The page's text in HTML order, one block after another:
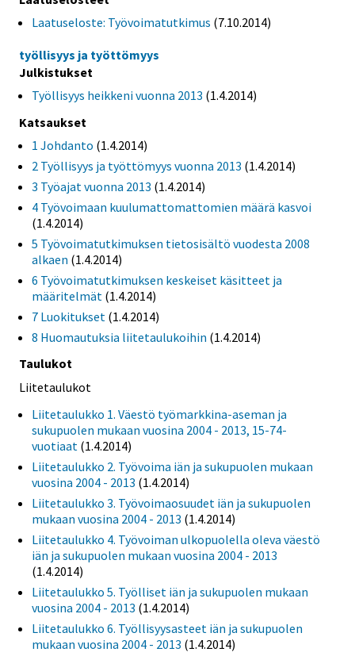
Laatuseloste: Työvoimatutkimus (7.10.2014)
työllisyys ja työttömyys
Julkistukset
Työllisyys heikkeni vuonna 2013 (1.4.2014)
Katsaukset
1 Johdanto (1.4.2014)
2 Työllisyys ja työttömyys vuonna 2013 (1.4.2014)
3 Työajat vuonna 2013 (1.4.2014)
4 Työvoimaan kuulumattomattomien määrä kasvoi
(1.4.2014)
5 Työvoimatutkimuksen tietosisältö vuodesta 2008
alkaen (1.4.2014)
6 Työvoimatutkimuksen keskeiset käsitteet ja
määritelmät (1.4.2014)
7 Luokitukset (1.4.2014)
8 Huomautuksia liitetaulukoihin (1.4.2014)
Taulukot
Liitetaulukot
Liitetaulukko 1. Väestö työmarkkina-aseman ja
sukupuolen mukaan vuosina 2004 - 2013, 15-74-
vuotiaat (1.4.2014)
Liitetaulukko 2. Työvoima iän ja sukupuolen mukaan
vuosina 2004 - 2013 (1.4.2014)
Liitetaulukko 3. Työvoimaosuudet iän ja sukupuolen
mukaan vuosina 2004 - 2013 (1.4.2014)
Liitetaulukko 4. Työvoiman ulkopuolella oleva väestö
iän ja sukupuolen mukaan vuosina 2004 - 2013
(1.4.2014)
Liitetaulukko 5. Työlliset iän ja sukupuolen mukaan
vuosina 2004 - 2013 (1.4.2014)
Liitetaulukko 6. Työllisyysasteet iän ja sukupuolen
mukaan vuosina 2004 - 2013 (1.4.2014)